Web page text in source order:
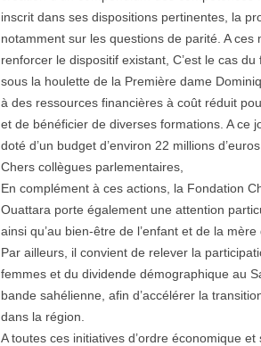
inscrit dans ses dispositions pertinentes, la
notamment sur les questions de parité. A ces
renforcer le dispositif existant, C’est le cas
sous la houlette de la Première dame
à des ressources financières à coût réduit
et de bénéficier de diverses formations. A ce
doté d’un budget d’environ 22 millions
Chers collègues parlementaires,
En complément à ces actions, la Fondation
Ouattara porte également une attention
ainsi qu’au bien-être de l’enfant et de la
Par ailleurs, il convient de relever la
femmes et du dividende démographique au
bande sahélienne, afin d’accélérer la
dans la région.
A toutes ces initiatives d’ordre économique